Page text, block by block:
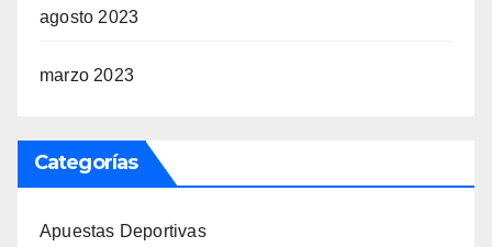
agosto 2023
marzo 2023
Categorías
Apuestas Deportivas